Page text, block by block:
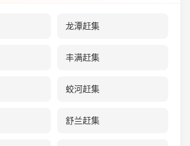
龙潭赶集
丰满赶集
蛟河赶集
舒兰赶集